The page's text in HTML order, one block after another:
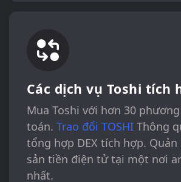
Các dịch vụ Toshi tích
Mua Toshi với hơn 30
toán. Trao đổi TOSHIThông
tổng hợp DEX tích hợp.
sản tiền điện tử tại một nơi
nhất.